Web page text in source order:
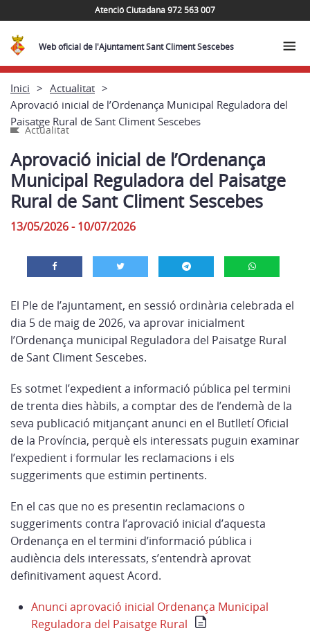
Atenció Ciutadana 972 563 007
Web oficial de l'Ajuntament Sant Climent Sescebes
Inici
Actualitat
Aprovació inicial de l’Ordenança Municipal Reguladora del
Paisatge Rural de Sant Climent Sescebes
Actualitat
Aprovació inicial de l’Ordenança
Municipal Reguladora del Paisatge
Rural de Sant Climent Sescebes
13/05/2026 - 10/07/2026
El Ple de l’ajuntament, en sessió ordinària celebrada el
dia 5 de maig de 2026, va aprovar inicialment
l’Ordenança municipal Reguladora del Paisatge Rural
de Sant Climent Sescebes.
Es sotmet l’expedient a informació pública pel termini
de trenta dies hàbils, a comptar des de l’endemà de la
seva publicació mitjançant anunci en el Butlletí Oficial
de la Província, perquè els interessats puguin examinar
l’expedient i formular les reclamacions i els
suggeriments que estimin pertinents.
En el cas que no es presentin reclamacions o
suggeriments contra l’aprovació inicial d’aquesta
Ordenança en el termini d’informació pública i
audiència dels interessats, s’entendrà aprovat
definitivament aquest Acord.
Anunci aprovació inicial Ordenança Municipal
Reguladora del Paisatge Rural